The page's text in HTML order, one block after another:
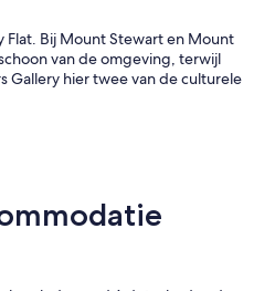
Flat. Bij Mount Stewart en Mount
van de omgeving, terwijl
Gallery hier twee van de culturele